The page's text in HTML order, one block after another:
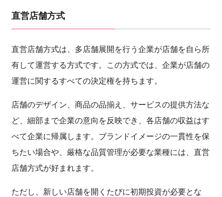
直営店舗方式
直営店舗方式は、多店舗展開を行う企業が店舗を自ら所
有して運営する方式です。この方式では、企業が店舗の
運営に関するすべての決定権を持ちます。
店舗のデザイン、商品の品揃え、サービスの提供方法な
ど、細部まで企業の意向を反映でき、各店舗の収益はす
べて企業に帰属します。ブランドイメージの一貫性を保
ちたい場合や、厳格な品質管理が必要な業種には、直営
店舗方式が好まれます。
ただし、新しい店舗を開くたびに初期投資が必要とな